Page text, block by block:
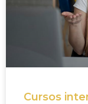
Cursos